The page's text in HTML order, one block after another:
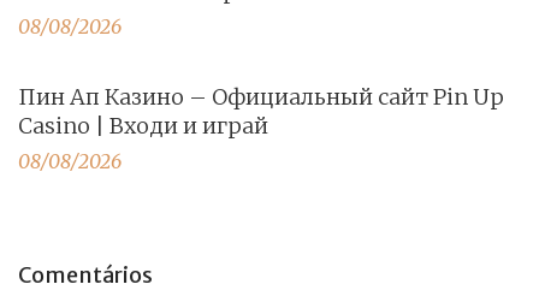
08/08/2026
Пин Ап Казино – Официальный сайт Pin Up
Casino | Входи и играй
08/08/2026
Comentários